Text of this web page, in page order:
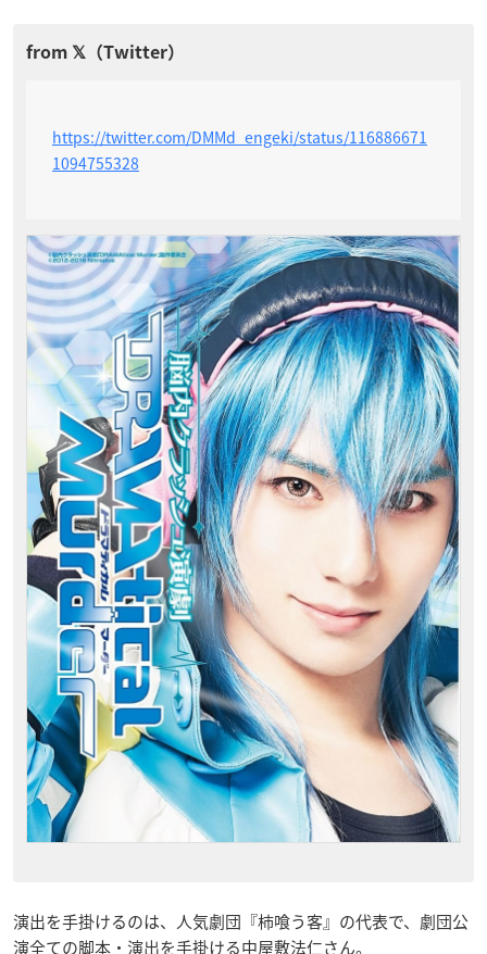
https://twitter.com/DMMd_engeki/status/116886671
1094755328
演出を手掛けるのは、人気劇団『柿喰う客』の代表で、劇団公
演全ての脚本・演出を手掛ける中屋敷法仁さん。